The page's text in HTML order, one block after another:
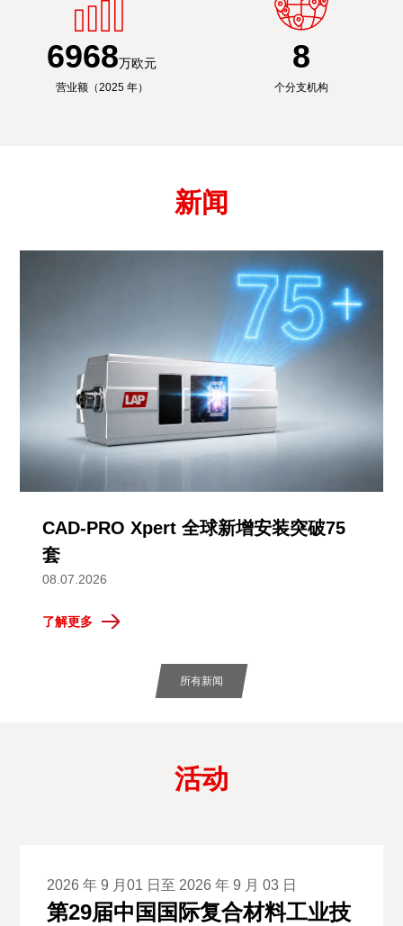
6991万欧元
营业额（2025 年）
8
个分支机构
新闻
CAD-PRO Xpert 全球新增安装突破75
套
08.07.2026
了解更多
所有新闻
活动
2026 年 9 月01 日至 2026 年 9 月 03 日
第29届中国国际复合材料工业技